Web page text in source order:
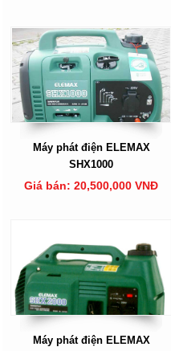
Máy phát điện ELEMAX
SHX1000
Giá bán: 20,500,000 VNĐ
Máy phát điện ELEMAX